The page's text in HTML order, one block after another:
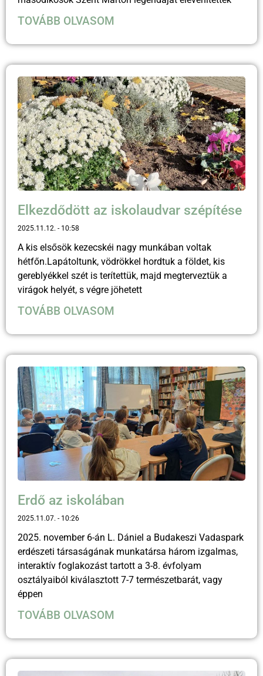
TOVÁBB OLVASOM
Elkezdődött az iskolaudvar szépítése
2025.11.12. 10:58
A kis elsősök kezecskéi nagy munkában voltak
hétfőn.Lapátoltunk, vödrökkel hordtuk a földet, kis
gereblyékkel szét is terítettük, majd megterveztük a
virágok helyét, s végre jöhetett
TOVÁBB OLVASOM
Erdő az iskolában
2025.11.07. 10:26
2025. november 6-án L. Dániel a Budakeszi Vadaspark
erdészeti társaságának munkatársa három izgalmas,
interaktív foglakozást tartott a 3-8. évfolyam
osztályaiból kiválasztott 7-7 természetbarát, vagy
éppen
TOVÁBB OLVASOM